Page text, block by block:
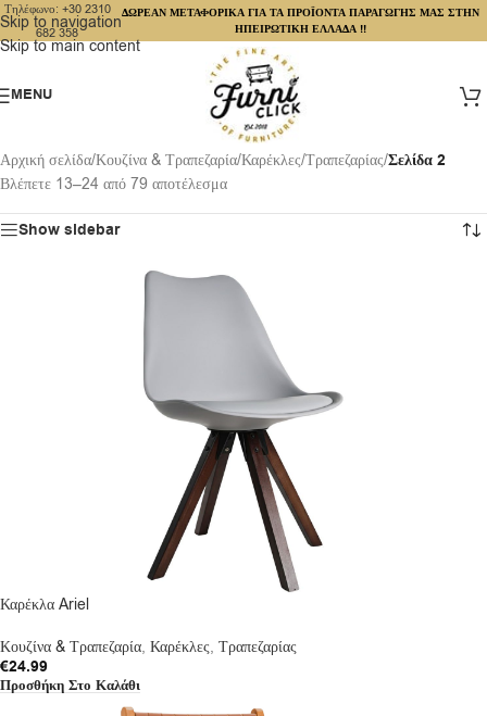
Skip to navigation
Skip to main content
Τηλέφωνο: +30 2310
682 358
ΔΩΡΕΑΝ ΜΕΤΑΦΟΡΙΚΑ ΓΙΑ ΤΑ ΠΡΟΪΟΝΤΑ ΠΑΡΑΓΩΓΗΣ ΜΑΣ ΣΤΗΝ
ΗΠΕΙΡΩΤΙΚΗ ΕΛΛΑΔΑ !!
MENU
Αρχική σελίδα/Κουζίνα & Τραπεζαρία/Καρέκλες/Τραπεζαρίας/Σελίδα 2
Βλέπετε 13–24 από 79 αποτέλεσμα
Show sidebar
Καρέκλα Ariel
Κουζίνα & Τραπεζαρία, Καρέκλες, Τραπεζαρίας
€24.99
Προσθήκη Στο Καλάθι